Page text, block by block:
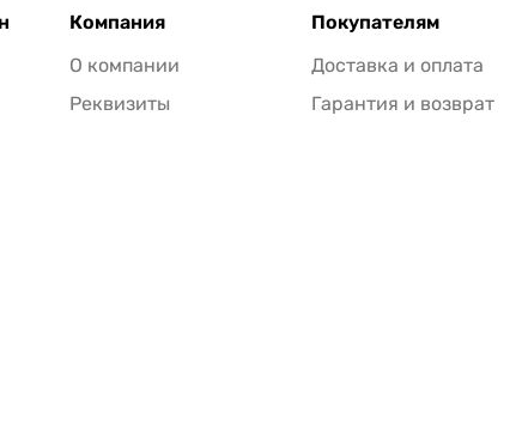
Компания
О компании
Реквизиты
Покупателям
Доставка и оплата
Гарантия и возврат